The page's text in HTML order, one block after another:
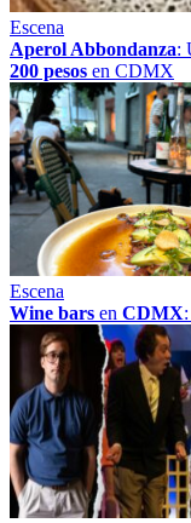
Escena
Aperol Abbondanza:
200 pesos en CDMX
Escena
Wine bars en CDMX